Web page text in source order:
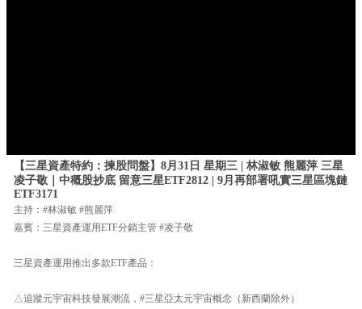
【三星資產特約：揀股問盤】8月31日 星期三 | 林淑敏 熊麗萍 三星
凌子敬｜中穊股抄底 留意三星ETF2812 | 9月再部署吼實三星區塊鏈
ETF3171
主持：#林淑敏 #熊麗萍
嘉賓：三星資產運用ETF分銷主管 #凌子敬
三星資產運用推出多款ETF產品：
△追蹤元宇宙科技發展潮流，#三星亞太元宇宙概念（新西蘭除外）